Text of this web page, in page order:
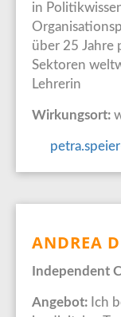
in
über 25 Jahre
Sektoren
Lehrerin
Wirkungsort:
ANDREA
Independent
Angebot: Ich